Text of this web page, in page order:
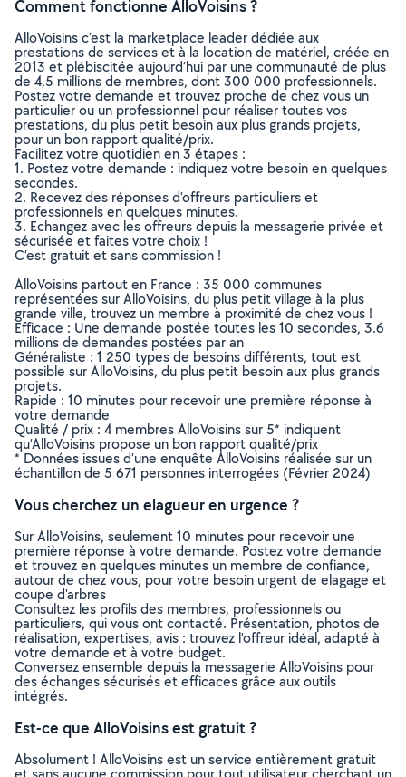
Comment fonctionne AlloVoisins ?
AlloVoisins c’est la marketplace leader dédiée aux
prestations de services et à la location de matériel, créée en
2013 et plébiscitée aujourd’hui par une communauté de plus
de 4,5 millions de membres, dont 300 000 professionnels.
Postez votre demande et trouvez proche de chez vous un
particulier ou un professionnel pour réaliser toutes vos
prestations, du plus petit besoin aux plus grands projets,
pour un bon rapport qualité/prix.
Facilitez votre quotidien en 3 étapes :
1. Postez votre demande : indiquez votre besoin en quelques
secondes.
2. Recevez des réponses d’offreurs particuliers et
professionnels en quelques minutes.
3. Echangez avec les offreurs depuis la messagerie privée et
sécurisée et faites votre choix !
C’est gratuit et sans commission !
AlloVoisins partout en France : 35 000 communes
représentées sur AlloVoisins, du plus petit village à la plus
grande ville, trouvez un membre à proximité de chez vous !
Efficace : Une demande postée toutes les 10 secondes, 3.6
millions de demandes postées par an
Généraliste : 1 250 types de besoins différents, tout est
possible sur AlloVoisins, du plus petit besoin aux plus grands
projets.
Rapide : 10 minutes pour recevoir une première réponse à
votre demande
Qualité / prix : 4 membres AlloVoisins sur 5* indiquent
qu’AlloVoisins propose un bon rapport qualité/prix
* Données issues d’une enquête AlloVoisins réalisée sur un
échantillon de 5 671 personnes interrogées (Février 2024)
Vous cherchez un elagueur en urgence ?
Sur AlloVoisins, seulement 10 minutes pour recevoir une
première réponse à votre demande. Postez votre demande
et trouvez en quelques minutes un membre de confiance,
autour de chez vous, pour votre besoin urgent de elagage et
coupe d'arbres
Consultez les profils des membres, professionnels ou
particuliers, qui vous ont contacté. Présentation, photos de
réalisation, expertises, avis : trouvez l'offreur idéal, adapté à
votre demande et à votre budget.
Conversez ensemble depuis la messagerie AlloVoisins pour
des échanges sécurisés et efficaces grâce aux outils
intégrés.
Est-ce que AlloVoisins est gratuit ?
Absolument ! AlloVoisins est un service entièrement gratuit